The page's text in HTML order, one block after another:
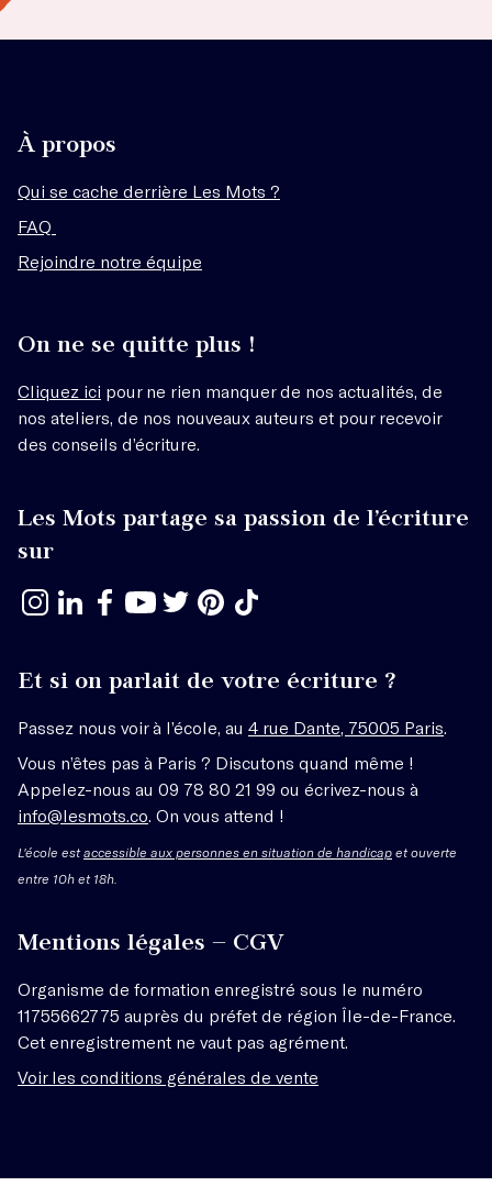
À propos
Qui se cache derrière Les Mots ?
FAQ
Rejoindre notre équipe
On ne se quitte plus !
Cliquez ici pour ne rien manquer de nos actualités, de
nos ateliers, de nos nouveaux auteurs et pour recevoir
des conseils d’écriture.
Les Mots partage sa passion de l’écriture
sur
Et si on parlait de votre écriture ?
Passez nous voir à l’école, au 4 rue Dante, 75005 Paris
Vous n’êtes pas à Paris ? Discutons quand même !
Appelez-nous au 09 78 80 21 99 ou écrivez-nous à
info@lesmots.co . On vous attend !
L'école estaccessible aux personnes en situation de handicap et ouverte
entre 10h et 18h.
Mentions légales – CGV
Organisme de formation enregistré sous le numéro
11755662775 auprès du préfet de région Île-de-France.
Cet enregistrement ne vaut pas agrément.
Voir les conditions générales de vente